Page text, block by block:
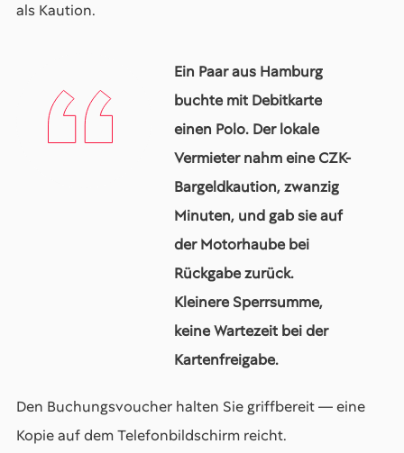
als Kaution.
Ein Paar aus Hamburg
buchte mit Debitkarte
einen Polo. Der lokale
Vermieter nahm eine CZK-
Bargeldkaution, zwanzig
Minuten, und gab sie auf
der Motorhaube bei
Rückgabe zurück.
Kleinere Sperrsumme,
keine Wartezeit bei der
Kartenfreigabe.
Den Buchungsvoucher halten Sie griffbereit — eine
Kopie auf dem Telefonbildschirm reicht.